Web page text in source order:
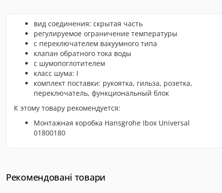
вид соединения: скрытая часть
регулируемое ограничение температуры
с переключателем вакуумного типа
клапан обратного тока воды
с шумопоглотителем
класс шума: I
комплект поставки: рукоятка, гильза, розетка,
переключатель, функциональный блок
К этому товару рекомендуется:
Монтажная коробка Hansgrohe Ibox Universal
01800180
Рекомендовані товари